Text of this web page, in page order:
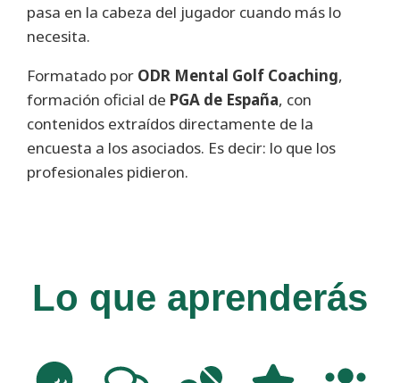
pasa en la cabeza del jugador cuando más lo
necesita.
Formatado por ODR Mental Golf Coaching,
formación oficial de PGA de España, con
contenidos extraídos directamente de la
encuesta a los asociados. Es decir: lo que los
profesionales pidieron.
Lo que aprenderás